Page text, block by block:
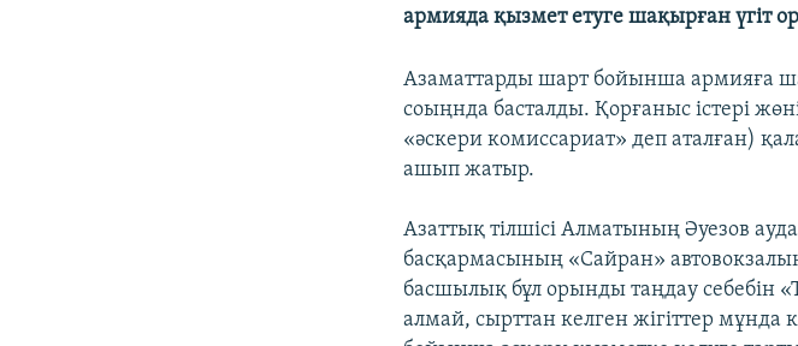
армияда қызмет етуге шақырған үгіт
Азаматтарды шарт бойынша армияға
соыңнда басталды. Қорғаныс істері
«әскери комиссариат» деп аталған)
ашып жатыр.
Азаттық тілшісі Алматының Әуезов
басқармасының «Сайран»
басшылық бұл орынды таңдау себебін
алмай, сырттан келген жігіттер мұнда